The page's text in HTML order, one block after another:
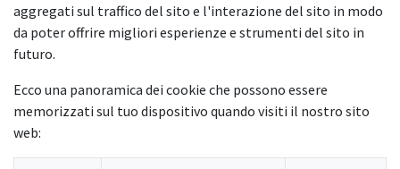
aggregati sul traffico del sito e l'interazione del sito in modo
da poter offrire migliori esperienze e strumenti del sito in
futuro.
Ecco una panoramica dei cookie che possono essere
memorizzati sul tuo dispositivo quando visiti il nostro sito
web: